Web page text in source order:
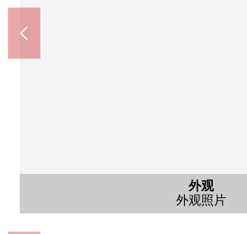
外观
外观照片
厨房
厨房
厨房
厨房
厨房
厨房
客厅
客厅
客厅
客厅
客厅
客厅
公共汽车
浴室
洗脸
洗脸室
厕所
厕所
室内
实用程序
卧室
卧室
室内
西式房间
儿童起居室
西式房间
室内
楼梯
室内
西式房间
门口
门口
门口
门口
阳台
外观
外观照片
停车场
停车场
仙台市立六乡小学(约
步行9分钟
仙台市立六乡中学(约
步行9分钟
在饭田的前面的2号公园
步行1分钟
六乡市民中心(约
步行2分钟
梅树冢公园(约
步行2分钟
全家便利店若林上饭田商
步行4分钟
仙台今泉邮局(约
步行7分钟
全家便利店仙台六乡店(
步行8分钟
结城诊所(约730m)
步行10分钟
miyagi消费合作社仙台她最好
步行12分钟